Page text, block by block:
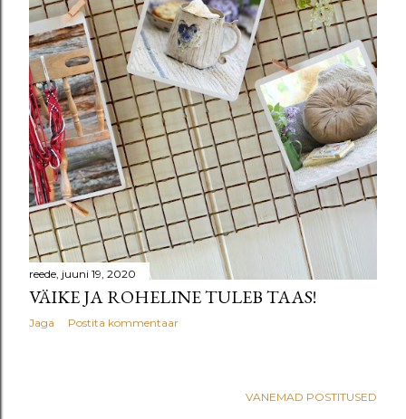
reede, juuni 19, 2020
VÄIKE JA ROHELINE TULEB TAAS!
Jaga Postita kommentaar
VANEMAD POSTITUSED